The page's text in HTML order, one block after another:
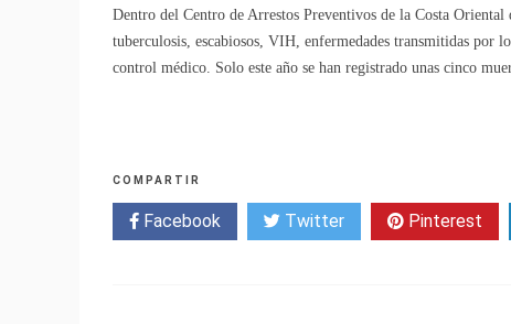
Dentro del Centro de Arrestos Preventivos de la Costa
tuberculosis, escabiosos, VIH, enfermedades transmitidas por
control médico. Solo este año se han registrado unas cinco
COMPARTIR
Facebook Twitter Pinterest